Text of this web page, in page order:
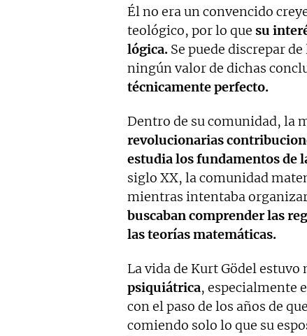
Él no era un convencido
teológico, por lo que su
lógica. Se puede discrepar
ningún valor de dichas
técnicamente perfecto.
Dentro de su comunidad, la
revolucionarias
estudia los fundamentos de
siglo XX, la comunidad
mientras intentaba
buscaban comprender las
las teorías matemáticas.
La vida de Kurt Gödel
psiquiátrica, especialmente
con el paso de los años de
comiendo solo lo que su